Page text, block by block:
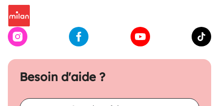
Besoin d'aide ?